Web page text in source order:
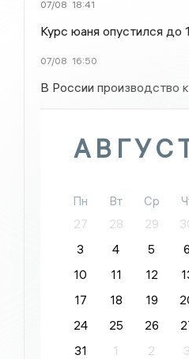
07/08 18:41
Курс юаня опустился до
07/08 16:50
В России производство
Пн Вт Ср
27
28 29
3
4 5 6
10
11 12
17
18 19
24
25 26
31
1 2 3